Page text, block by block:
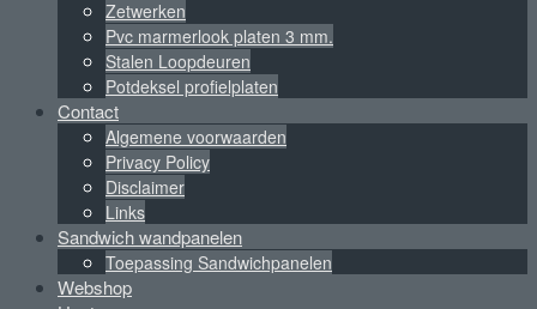
Zetwerken
Pvc marmerlook platen 3 mm.
Stalen Loopdeuren
Potdeksel profielplaten
Contact
Algemene voorwaarden
Privacy Policy
Disclaimer
Links
Sandwich wandpanelen
Toepassing Sandwichpanelen
Webshop